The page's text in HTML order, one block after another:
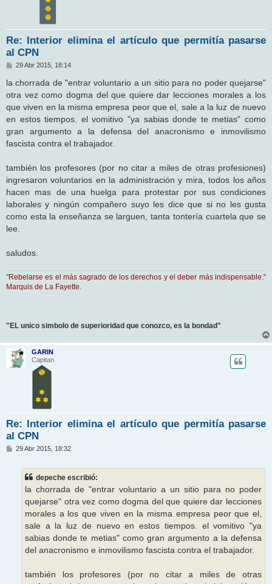
Re: Interior elimina el artículo que permitía pasarse
al CPN
M
n
s
a
e
29 Abr 2015, 18:14
la chorrada de "entrar voluntario a un sitio para no poder quejarse"
otra vez como dogma del que quiere dar lecciones morales a los
que viven en la misma empresa peor que el, sale a la luz de nuevo
en estos tiempos. el vomitivo "ya sabias donde te metias" como
gran argumento a la defensa del anacronismo e inmovilismo
fascista contra el trabajador.
también los profesores (por no citar a miles de otras profesiones)
ingresaron voluntarios en la administración y mira, todos los años
hacen mas de una huelga para protestar por sus condiciones
laborales y ningún compañero suyo les dice que si no les gusta
como esta la enseñanza se larguen, tanta tontería cuartela que se
lee.
saludos.
"Rebelarse es el más sagrado de los derechos y el deber más indispensable."
Marquis de La Fayette.
"EL unico simbolo de superioridad que conozco, es la bondad"
GARIN
Capitan
Re: Interior elimina el artículo que permitía pasarse
al CPN
M
29 Abr 2015, 18:32
depeche escribió:
la chorrada de "entrar voluntario a un sitio para no poder
quejarse" otra vez como dogma del que quiere dar lecciones
morales a los que viven en la misma empresa peor que el,
sale a la luz de nuevo en estos tiempos. el vomitivo "ya
sabias donde te metias" como gran argumento a la defensa
del anacronismo e inmovilismo fascista contra el trabajador.
también los profesores (por no citar a miles de otras